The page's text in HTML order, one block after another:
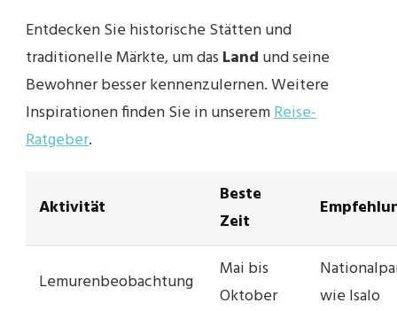
Entdecken Sie historische Stätten und
traditionelle Märkte, um das Land und seine
Bewohner besser kennenzulernen. Weitere
Inspirationen finden Sie in unseremReise-
Ratgeber.
Aktivität
Beste
Zeit
Lemurenbeobachtung
Mai bis
Oktober
wie Isalo